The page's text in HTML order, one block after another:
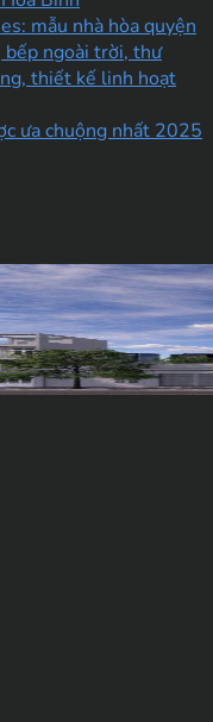
mẫu nhà hòa quyện
ngoài trời, thư
thiết kế linh hoạt
ưa chuộng nhất 2025